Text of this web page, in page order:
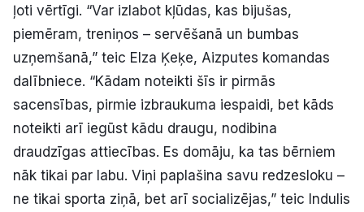
ļoti vērtīgi. “Var izlabot kļūdas, kas bijušas,
piemēram, treniņos – servēšanā un bumbas
uzņemšanā,” teic Elza Ķeķe, Aizputes komandas
dalībniece. “Kādam noteikti šīs ir pirmās
sacensības, pirmie izbraukuma iespaidi, bet kāds
noteikti arī iegūst kādu draugu, nodibina
draudzīgas attiecības. Es domāju, ka tas bērniem
nāk tikai par labu. Viņi paplašina savu redzesloku –
ne tikai sporta ziņā, bet arī socializējas,” teic Indulis